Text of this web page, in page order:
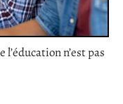
n’est pas